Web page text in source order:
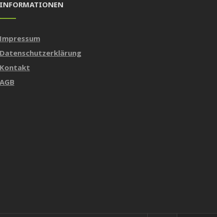
INFORMATIONEN
Impressum
Datenschutzerklärung
Kontakt
AGB